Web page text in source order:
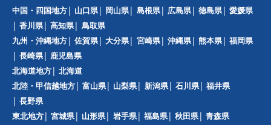
中国・四国地方 山口県 岡山県 島根県 広島県 徳島県
愛媛県
香川県
高知県
鳥取県
九州・沖縄地方
佐賀県 大分県 宮崎県 沖縄県 熊本県
福岡県
長崎県
鹿児島県
北海道地方
北海道
北陸・甲信越地方
富山県 山梨県 新潟県 石川県
福井県
長野県
東北地方
宮城県 山形県 岩手県 福島県 秋田県
青森県